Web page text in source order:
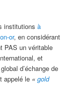
institutionsà
or, en considérant
PAS un véritable
et
d’échange de
appelé le «gold